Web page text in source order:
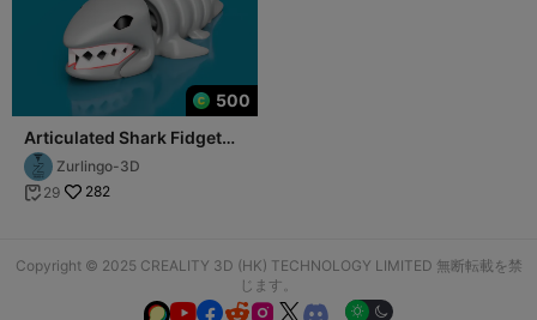
500
Articulated Shark Fidget
Toy Zurlingo-3D
 29 282
Copyright © 2025 CREALITY 3D (HK) TECHNOLOGY LIMITED 無断転載を禁
じます。
  